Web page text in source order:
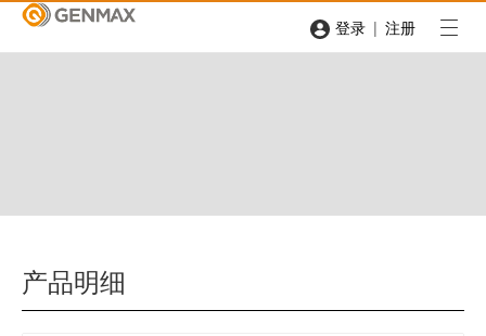
登录 | 注册
产品明细